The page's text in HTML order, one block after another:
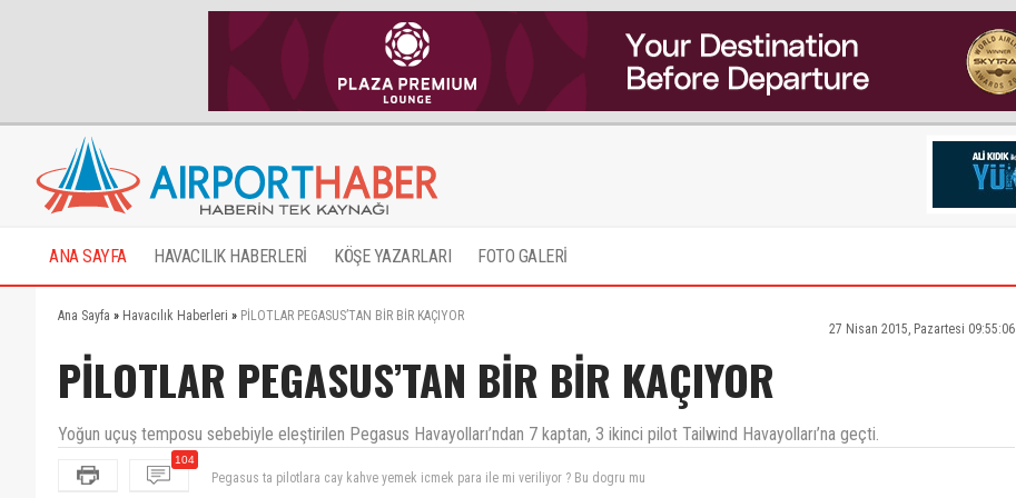
ANA SAYFA HAVACILIK HABERLERİ KÖŞE YAZARLARI FOTO GALERİ
Ana Sayfa » Havacılık Haberleri » PİLOTLAR PEGASUS’TAN BİR BİR KAÇIYOR
27 Nisan 2015, Pazartesi 09:55:06
PİLOTLAR PEGASUS’TAN BİR BİR KAÇIYOR
Yoğun uçuş temposu sebebiyle eleştirilen Pegasus Havayolları’ndan 7 kaptan, 3 ikinci pilot Tailwind Havayolları’na geçti.
104
yerde çalışan insanların halini düşünün birde.millet patır patır istifa ediyor yaşanan haksızlıklar ve sömürünün karşısında